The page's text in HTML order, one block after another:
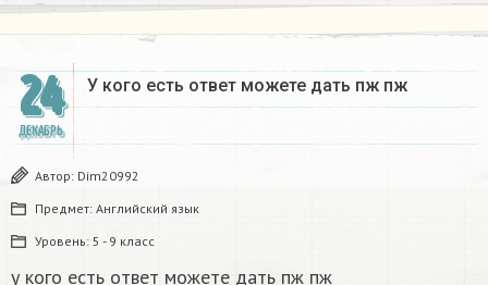
24
ДЕКАБРЬ
У кого есть ответ можете дать пж пж ​
Автор: Dim20992
Предмет: Английский язык
Уровень: 5 - 9 класс
у кого есть ответ можете дать пж пж